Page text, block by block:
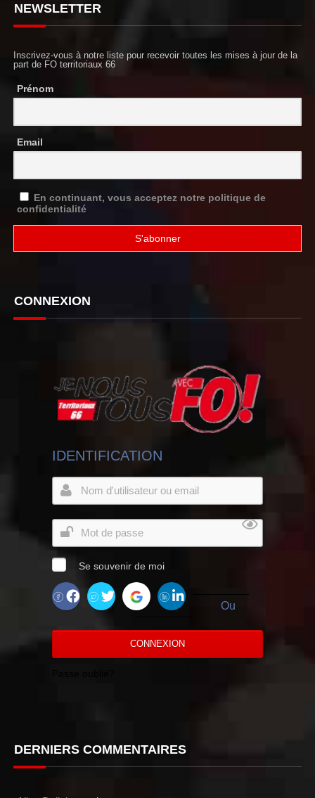
NEWSLETTER
Inscrivez-vous à notre liste pour recevoir toutes les mises à jour de la
part de FO territoriaux 66
Prénom
Email
En continuant, vous acceptez notre politique de
confidentialité
CONNEXION
IDENTIFICATION
Se souvenir de moi
Ou
CONNEXION
DERNIERS COMMENTAIRES